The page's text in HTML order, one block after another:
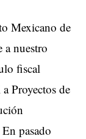
Mexicano de
nuestro
fiscal
Proyectos de
pasado